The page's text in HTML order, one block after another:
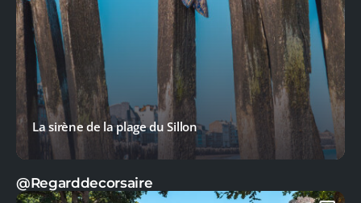
La sirène de la plage du Sillon
@Regarddecorsaire